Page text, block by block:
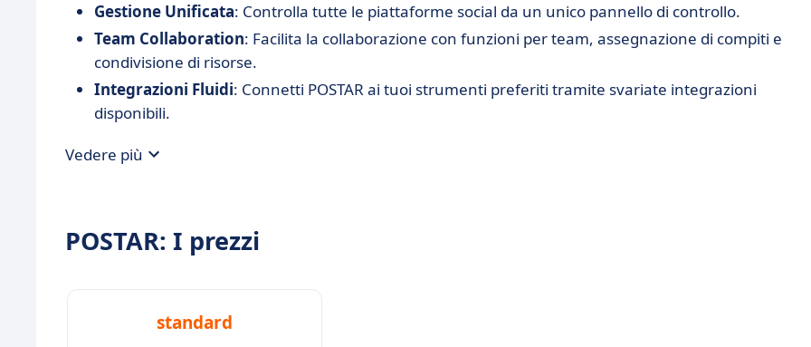
Gestione Unificata: Controlla tutte le piattaforme social da un unico pannello di controllo.
Team Collaboration: Facilita la collaborazione con funzioni per team, assegnazione di compiti e
condivisione di risorse.
Integrazioni Fluidi: Connetti POSTAR ai tuoi strumenti preferiti tramite svariate integrazioni
disponibili.
Vedere più
POSTAR: I prezzi
standard